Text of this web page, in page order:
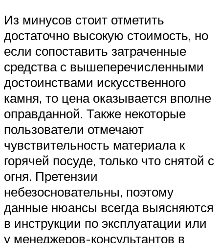
Из минусов стоит отметить
достаточно высокую стоимость, но
если сопоставить затраченные
средства с вышеперечисленными
достоинствами искусственного
камня, то цена оказывается вполне
оправданной. Также некоторые
пользователи отмечают
чувствительность материала к
горячей посуде, только что снятой с
огня. Претензии
небезосновательны, поэтому
данные нюансы всегда выясняются
в инструкции по эксплуатации или
у менеджеров-консультантов в